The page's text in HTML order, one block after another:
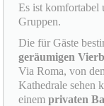
Es ist komfortabel
Gruppen.
Die für Gäste
geräumigen
Via Roma, von
Kathedrale sehen
einemprivaten